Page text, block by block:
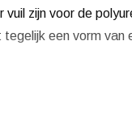
zijn voor de
een vorm